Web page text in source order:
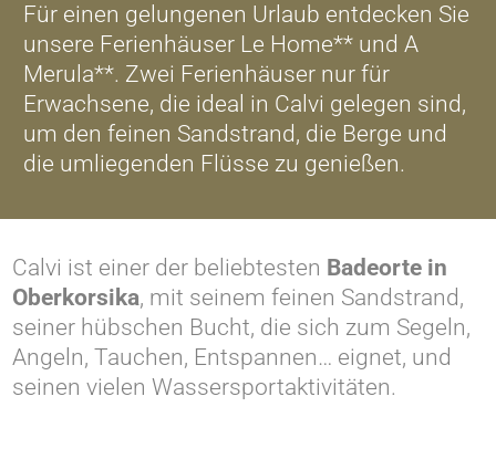
Für einen gelungenen Urlaub entdecken Sie
unsere Ferienhäuser Le Home** und A
Merula**. Zwei Ferienhäuser nur für
Erwachsene, die ideal in Calvi gelegen sind,
um den feinen Sandstrand, die Berge und
die umliegenden Flüsse zu genießen.
Calvi ist einer der beliebtesten Badeorte in
Oberkorsika, mit seinem feinen Sandstrand,
seiner hübschen Bucht, die sich zum Segeln,
Angeln, Tauchen, Entspannen… eignet, und
seinen vielen Wassersportaktivitäten.